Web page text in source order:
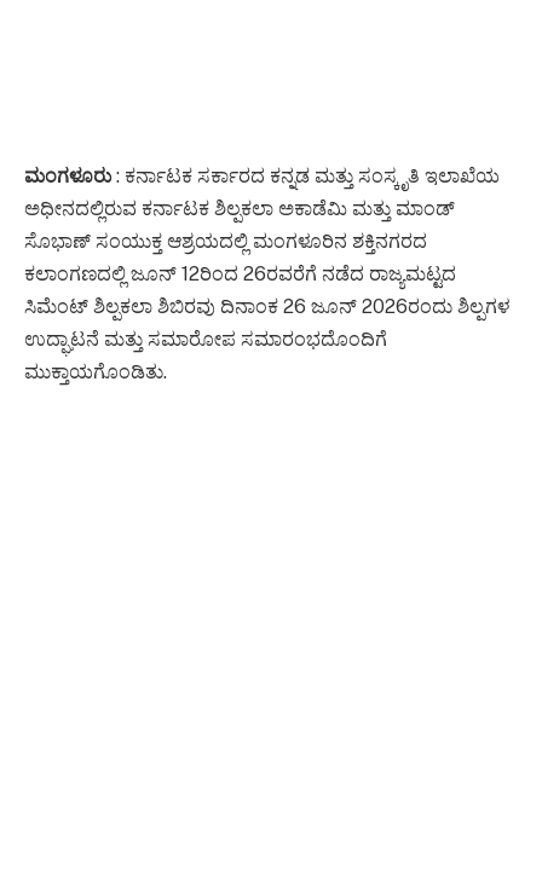
ಮಂಗಳೂರು: ಕರ್ನಾಟಕ ಸರ್ಕಾರದ ಕನ್ನಡ ಮತ್ತು ಸಂಸ್ಕೃತಿ ಇಲಾಖೆಯ
ಅಧೀನದಲ್ಲಿರುವ ಕರ್ನಾಟಕ ಶಿಲ್ಪಕಲಾ ಅಕಾಡೆಮಿ ಮತ್ತು ಮಾಂಡ್
ಸೊಭಾಣ್ ಸಂಯುಕ್ತ ಆಶ್ರಯದಲ್ಲಿ ಮಂಗಳೂರಿನ ಶಕ್ತಿನಗರದ
ಕಲಾಂಗಣದಲ್ಲಿ ಜೂನ್ 12ರಿಂದ 26ರವರೆಗೆ ನಡೆದ ರಾಜ್ಯಮಟ್ಟದ
ಸಿಮೆಂಟ್ ಶಿಲ್ಪಕಲಾ ಶಿಬಿರವು ದಿನಾಂಕ 26 ಜೂನ್ 2026ರಂದು ಶಿಲ್ಪಗಳ
ಉದ್ಘಾಟನೆ ಮತ್ತು ಸಮಾರೋಪ ಸಮಾರಂಭದೊಂದಿಗೆ
ಮುಕ್ತಾಯಗೊಂಡಿತು.